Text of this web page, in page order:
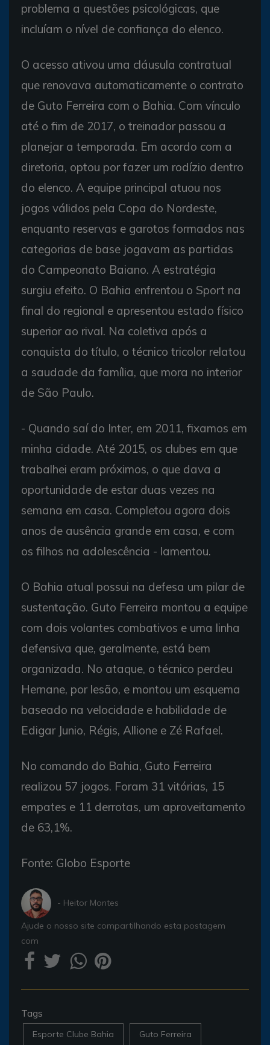
problema a questões psicológicas, que
incluíam o nível de confiança do elenco.
O acesso ativou uma cláusula contratual
que renovava automaticamente o contrato
de Guto Ferreira com o Bahia. Com vínculo
até o fim de 2017, o treinador passou a
planejar a temporada. Em acordo com a
diretoria, optou por fazer um rodízio dentro
do elenco. A equipe principal atuou nos
jogos válidos pela Copa do Nordeste,
enquanto reservas e garotos formados nas
categorias de base jogavam as partidas
do Campeonato Baiano. A estratégia
surgiu efeito. O Bahia enfrentou o Sport na
final do regional e apresentou estado físico
superior ao rival. Na coletiva após a
conquista do título, o técnico tricolor relatou
a saudade da família, que mora no interior
de São Paulo.
- Quando saí do Inter, em 2011, fixamos em
minha cidade. Até 2015, os clubes em que
trabalhei eram próximos, o que dava a
oportunidade de estar duas vezes na
semana em casa. Completou agora dois
anos de ausência grande em casa, e com
os filhos na adolescência - lamentou.
O Bahia atual possui na defesa um pilar de
sustentação. Guto Ferreira montou a equipe
com dois volantes combativos e uma linha
defensiva que, geralmente, está bem
organizada. No ataque, o técnico perdeu
Hernane, por lesão, e montou um esquema
baseado na velocidade e habilidade de
Edigar Junio, Régis, Allione e Zé Rafael.
No comando do Bahia, Guto Ferreira
realizou 57 jogos. Foram 31 vitórias, 15
empates e 11 derrotas, um aproveitamento
de 63,1%.
Fonte: Globo Esporte
- Heitor Montes
Ajude o nosso site compartilhando esta postagem
com
Tags
Esporte Clube Bahia Guto Ferreira